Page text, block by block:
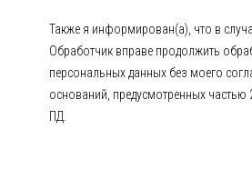
Также я информирован(а), что в
Обработчик вправе продолжить
персональных данных без моего
оснований, предусмотренных частью
ПД.